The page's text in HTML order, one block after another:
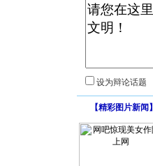
设为辩论话题
【精彩图片新闻 】